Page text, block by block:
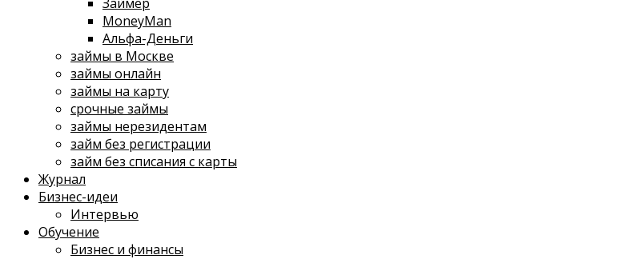
MoneyMan
Альфа-Деньги
займы в Москве
займы онлайн
займы на карту
срочные займы
займы нерезидентам
займ без регистрации
займ без списания с карты
Журнал
Бизнес-идеи
Интервью
Обучение
Бизнес и финансы